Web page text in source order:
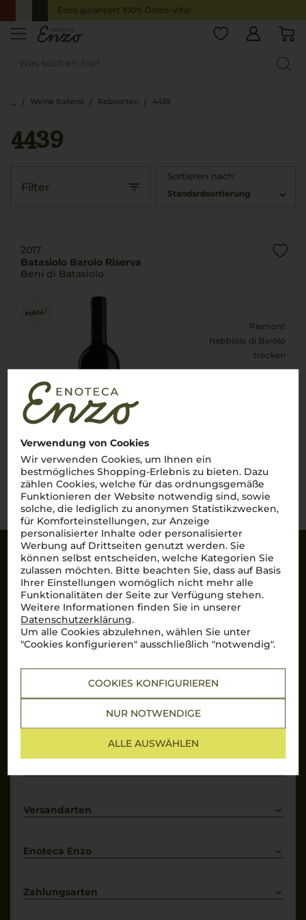
Verwendung von Cookies
Wir verwenden Cookies, um Ihnen ein
bestmögliches Shopping-Erlebnis zu bieten. Dazu
zählen Cookies, welche für das ordnungsgemäße
Funktionieren der Website notwendig sind, sowie
solche, die lediglich zu anonymen Statistikzwecken,
für Komforteinstellungen, zur Anzeige
personalisierter Inhalte oder personalisierter
Werbung auf Drittseiten genutzt werden. Sie
können selbst entscheiden, welche Kategorien Sie
zulassen möchten. Bitte beachten Sie, dass auf Basis
Ihrer Einstellungen womöglich nicht mehr alle
Funktionalitäten der Seite zur Verfügung stehen.
Weitere Informationen finden Sie in unserer
Datenschutzerklärung.
Um alle Cookies abzulehnen, wählen Sie unter
"Cookies konfigurieren" ausschließlich "notwendig".
COOKIES KONFIGURIEREN
NUR NOTWENDIGE
ALLE AUSWÄHLEN
Enzo garantiert 100% Dolce-Vita!
Weine Italiens Rebsorten 4439
4439
Filter
Sortieren nach:
Standardsortierung
2017
Batasiolo Barolo Riserva
Beni di Batasiolo
Piemont
Nebbiolo di Barolo
trocken
Lebensmittel­angaben
Sicherheit
SSL-Daten­verschlüs­selung: Ihre Daten können
nicht von Unbe­fugten gelesen werden.
Hervorragend
Mehr Informationen
Top Links
Kontakt
Versandarten
Enoteca Enzo
Bewertungs-Richtlinien
Zahlungsarten